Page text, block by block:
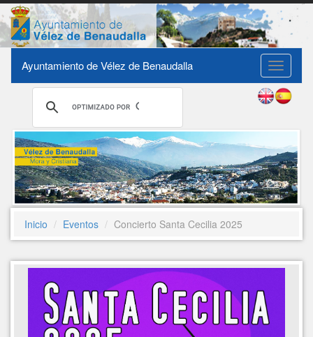
Toggle
Ayuntamiento de Vélez de Benaudalla
Inicio Eventos Concierto Santa Cecilia 2025